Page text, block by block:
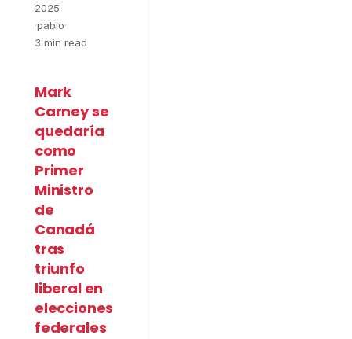
2025
·pablo·
3 min read
Mark
Carney se
quedaría
como
Primer
Ministro
de
Canadá
tras
triunfo
liberal en
elecciones
federales